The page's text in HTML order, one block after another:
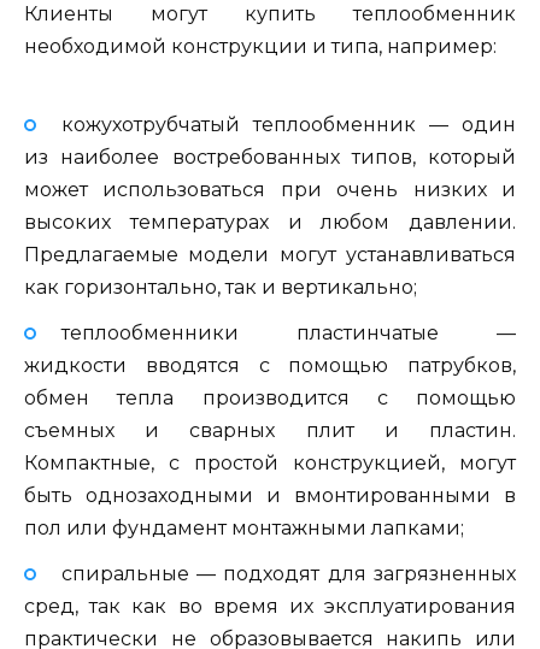
Клиенты могут купить теплообменник
необходимой конструкции и типа, например:
кожухотрубчатый теплообменник — один
из наиболее востребованных типов, который
может использоваться при очень низких и
высоких температурах и любом давлении.
Предлагаемые модели могут устанавливаться
как горизонтально, так и вертикально;
теплообменники пластинчатые —
жидкости вводятся с помощью патрубков,
обмен тепла производится с помощью
съемных и сварных плит и пластин.
Компактные, с простой конструкцией, могут
быть однозаходными и вмонтированными в
пол или фундамент монтажными лапками;
спиральные — подходят для загрязненных
сред, так как во время их эксплуатирования
практически не образовывается накипь или